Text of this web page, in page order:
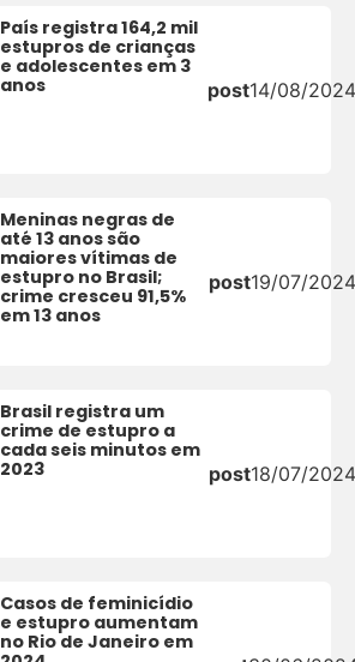
País registra 164,2 mil
estupros de crianças
e adolescentes em 3
anos
post14/08/
Meninas negras de
até 13 anos são
maiores vítimas de
estupro no Brasil;
crime cresceu 91,5%
em 13 anos
post19/07/2024
Brasil registra um
crime de estupro a
cada seis minutos em
2023
post18/07/2024
Casos de feminicídio
e estupro aumentam
no Rio de Janeiro em